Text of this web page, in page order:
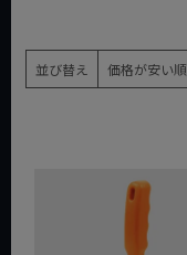
並び替え 価格が安い順